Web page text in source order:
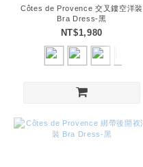
Côtes de Provence 交叉鏤空洋裝
Bra Dress-黑
NT$1,980